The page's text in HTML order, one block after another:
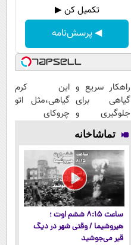
تکمیل کن ▶
◀ پرسش‌نامه
راهکار سریع و
گیاهی برای
جلوگیری و
درمان پیری
پوست
این کرم
گیاهی،مثل اتو
چروکای
تماشاخانه
ساعت ۸:۱۵ ششم اوت ؛
هیروشیما / وقتی شهر در دیگ
قیر می‌جوشید